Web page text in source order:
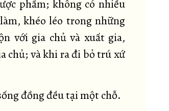
phẩm; không có nhiều
khéo léo trong những
với gia chủ và xuất gia,
chủ; và khi ra đi bỏ trú xứ
đồng đều tại một chỗ.